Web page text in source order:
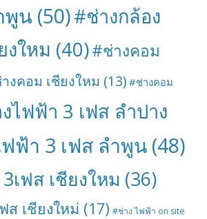
พูน (50)#ช่างกล้อง
งใหม (40)#ช่างคอม
งคอม เชียงใหม (13) #ช่างคอม
ไฟฟ้า 3 เฟส ลำปาง
ฟ้า 3 เฟส ลำพูน (48)
เฟส เชียงใหม (36)
ส เชียงใหม่ (17) #ช่าง ไฟฟ้า on site